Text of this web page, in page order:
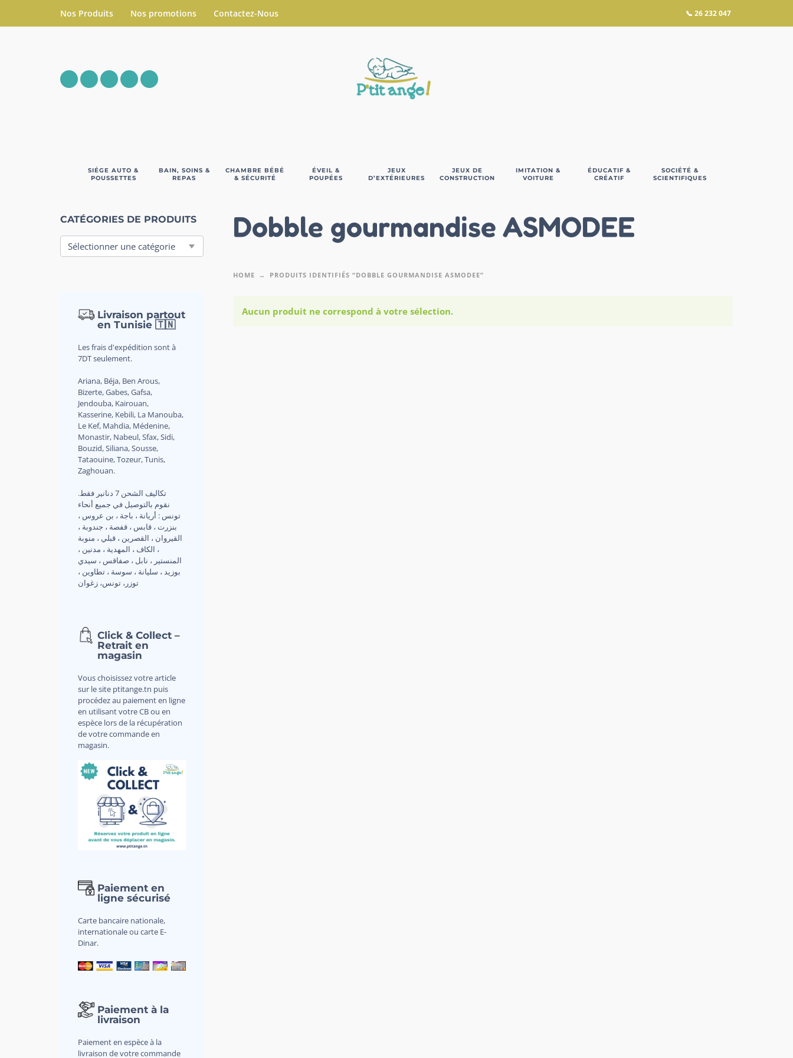
Nos Produits Nos promotions Contactez-Nous 📞 26 232 047
SIÉGE AUTO &
POUSSETTES
BAIN, SOINS &
REPAS
CHAMBRE BÉBÉ
& SÉCURITÉ
ÉVEIL &
POUPÉES
JEUX
D’EXTÉRIEURES
JEUX DE
CONSTRUCTION
IMITATION &
VOITURE
ÉDUCATIF &
CRÉATIF
SOCIÉTÉ &
SCIENTIFIQUES
CATÉGORIES DE PRODUITS
Livraison partout
en Tunisie 🇹🇳
Les frais d'expédition sont à
7DT seulement.
Ariana, Béja, Ben Arous,
Bizerte, Gabes, Gafsa,
Jendouba, Kairouan,
Kasserine, Kebili, La Manouba,
Le Kef, Mahdia, Médenine,
Monastir, Nabeul, Sfax, Sidi,
Bouzid, Siliana, Sousse,
Tataouine, Tozeur, Tunis,
Zaghouan.
.تكاليف الشحن 7 دنانير فقط
نقوم بالتوصيل في جميع أنحاء
تونس : أريانة ، باجة ، بن عروس ،
بنزرت ، قابس ، قفصة ، جندوبة ،
القيروان ، القصرين ، قبلي ، منوبة
، الكاف ، المهدية ، مدنين ،
المنستير ، نابل ، صفاقس ، سيدي
بوزيد ، سليانة ، سوسة ، تطاوين ،
توزر، تونس، زغوان
Click & Collect –
Retrait en
magasin
Vous choisissez votre article
sur le site ptitange.tn puis
procédez au paiement en ligne
en utilisant votre CB ou en
espèce lors de la récupération
de votre commande en
magasin.
Paiement en
ligne sécurisé
Carte bancaire nationale,
internationale ou carte E-
Dinar.
Paiement à la
livraison
Paiement en espèce à la
livraison de votre commande
Dobble gourmandise ASMODEE
HOME PRODUITS IDENTIFIÉS “DOBBLE GOURMANDISE ASMODEE”
Aucun produit ne correspond à votre sélection.